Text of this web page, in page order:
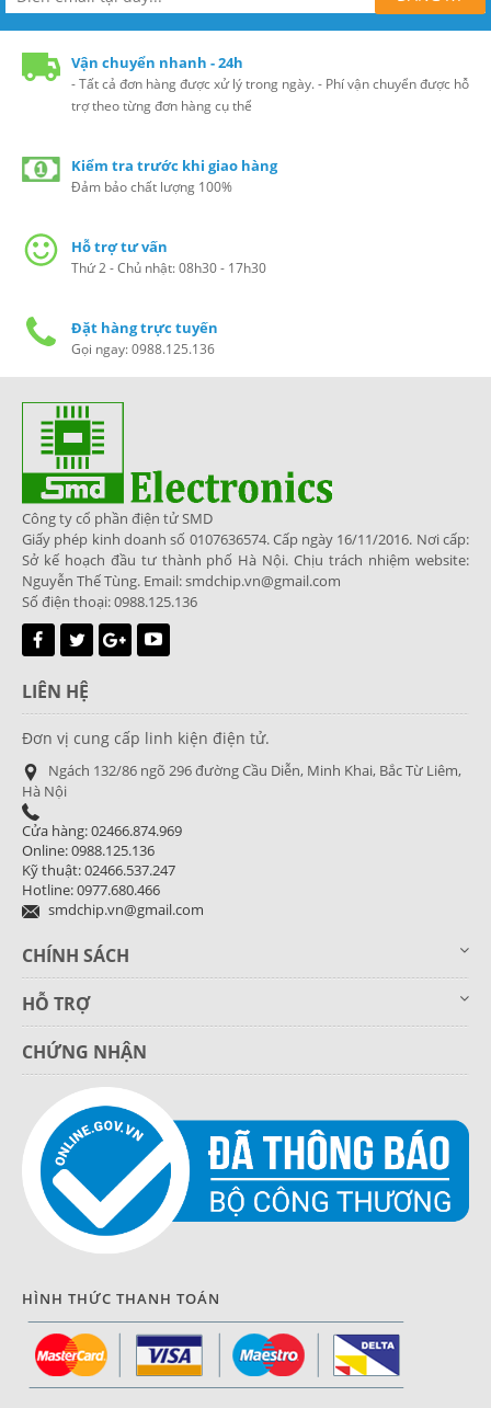
Vận chuyển nhanh - 24h
- Tất cả đơn hàng được xử lý trong ngày. - Phí vận chuyển được hỗ
trợ theo từng đơn hàng cụ thể
Kiểm tra trước khi giao hàng
Đảm bảo chất lượng 100%
Hỗ trợ tư vấn
Thứ 2 - Chủ nhật: 08h30 - 17h30
Đặt hàng trực tuyến
Gọi ngay: 0988.125.136
Công ty cổ phần điện tử SMD
Giấy phép kinh doanh số 0107636574. Cấp ngày 16/11/2016. Nơi cấp:
Sở kế hoạch đầu tư thành phố Hà Nội. Chịu trách nhiệm website:
Nguyễn Thế Tùng. Email: smdchip.vn@gmail.com
Số điện thoại: 0988.125.136
LIÊN HỆ
Đơn vị cung cấp linh kiện điện tử.
Ngách 132/86 ngõ 296 đường Cầu Diễn, Minh Khai, Bắc Từ Liêm,
Hà Nội
Cửa hàng: 02466.874.969
Online: 0988.125.136
Kỹ thuật: 02466.537.247
Hotline: 0977.680.466
smdchip.vn@gmail.com
CHÍNH SÁCH
HỖ TRỢ
CHỨNG NHẬN
HÌNH THỨC THANH TOÁN